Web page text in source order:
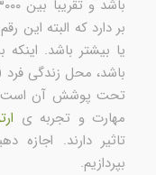
بر دارد که البته این
یا بیشتر باشد. اینکه
باشد، محل زندگی
تحت پوشش آن است،
مهارت و تجربه ی
تاثیر دارند.
بپردازیم.